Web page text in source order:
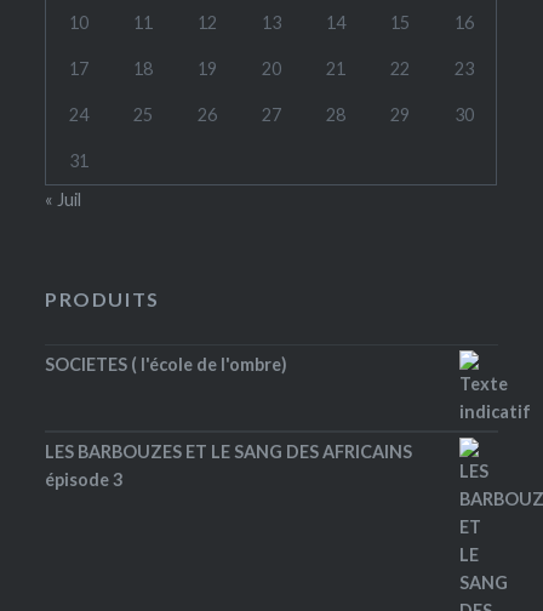
10 11 12 13 14 15 16
17 18 19 20 21 22 23
24 25 26 27 28 29 30
31
« Juil
PRODUITS
SOCIETES ( l'école de l'ombre)
LES BARBOUZES ET LE SANG DES AFRICAINS
épisode 3